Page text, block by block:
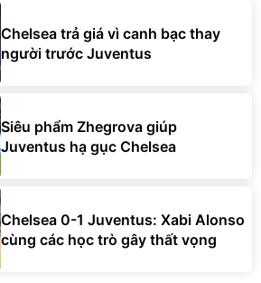
Chelsea trả giá vì canh bạc thay
người trước Juventus
Siêu phẩm Zhegrova giúp
Juventus hạ gục Chelsea
Chelsea 0-1 Juventus: Xabi Alonso
cùng các học trò gây thất vọng